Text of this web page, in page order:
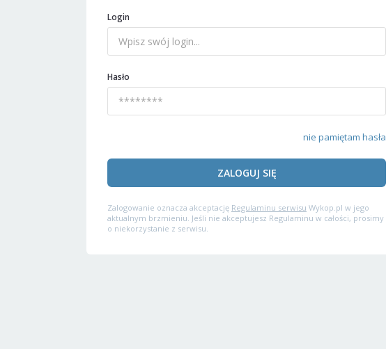
Login
Hasło
nie pamiętam hasła
ZALOGUJ SIĘ
Zalogowanie oznacza akceptację Regulaminu serwisu Wykop.pl w jego
aktualnym brzmieniu. Jeśli nie akceptujesz Regulaminu w całości, prosimy
o niekorzystanie z serwisu.